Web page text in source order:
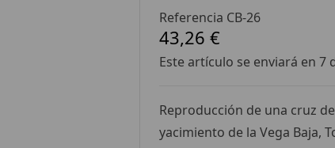
Referencia CB-26
43,26 €
Este artículo se enviará en 7
Reproducción de una cruz
yacimiento de la Vega Baja,